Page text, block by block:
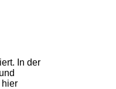
In der
hier